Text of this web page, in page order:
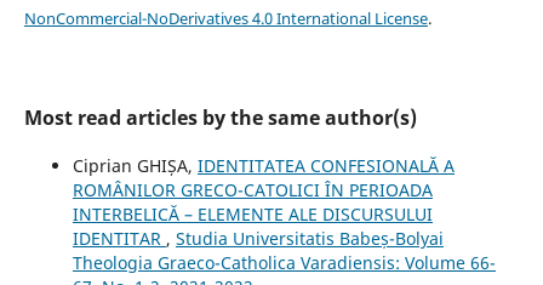
NonCommercial-NoDerivatives 4.0 International License.
Most read articles by the same author(s)
Ciprian GHIȘA, IDENTITATEA CONFESIONALĂ A
ROMÂNILOR GRECO-CATOLICI ÎN PERIOADA
INTERBELICĂ – ELEMENTE ALE DISCURSULUI
IDENTITAR , Studia Universitatis Babeș-Bolyai
Theologia Graeco-Catholica Varadiensis: Volume 66-